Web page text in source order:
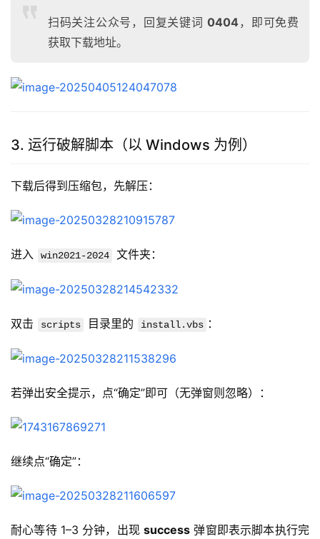
扫码关注公众号，回复关键词0404 ，即可免费
获取下载地址。
3. 运行破解脚本（以 Windows 为例）
下载后得到压缩包，先解压：
进入 win2021-2024 文件夹：
双击 scripts 目录里的 install.vbs ：
若弹出安全提示，点“确定”即可（无弹窗则忽略）：
继续点“确定”：
耐心等待 1–3 分钟，出现 success 弹窗即表示脚本执行完